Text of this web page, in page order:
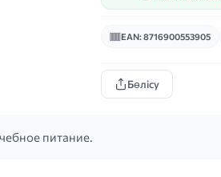
EAN: 8716900553905
Бөлісу
питание.